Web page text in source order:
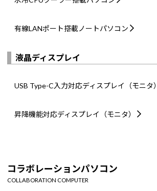
有線LANポート搭載ノートパソコン
液晶ディスプレイ
USB Type-C入力対応ディスプレイ（モニタ）
昇降機能対応ディスプレイ（モニタ）
コラボレーションパソコン
COLLABORATION COMPUTER